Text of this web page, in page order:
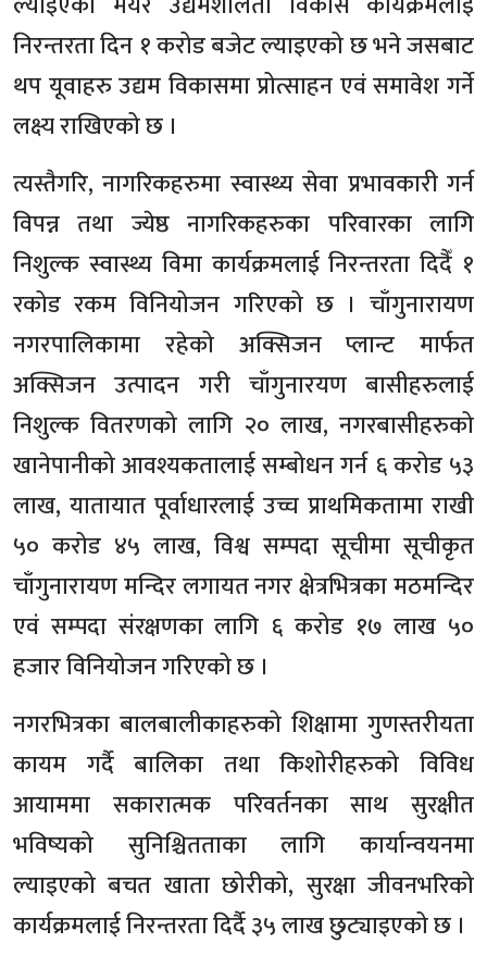
निरन्तरता दिन १ करोड बजेट ल्याइएको छ भने जसबाट
थप यूवाहरु उद्यम विकासमा प्रोत्साहन एवं समावेश गर्ने
लक्ष्य राखिएको छ ।
त्यस्तैगरि, नागरिकहरुमा स्वास्थ्य सेवा प्रभावकारी गर्न
विपन्न तथा ज्येष्ठ नागरिकहरुका परिवारका लागि
निशुल्क स्वास्थ्य विमा कार्यक्रमलाई निरन्तरता दिदैँ १
रकोड रकम विनियोजन गरिएको छ । चाँगुनारायण
नगरपालिकामा रहेको अक्सिजन प्लान्ट मार्फत
अक्सिजन उत्पादन गरी चाँगुनारयण बासीहरुलाई
निशुल्क वितरणको लागि २० लाख, नगरबासीहरुको
खानेपानीको आवश्यकतालाई सम्बोधन गर्न ६ करोड ५३
लाख, यातायात पूर्वाधारलाई उच्च प्राथमिकतामा राखी
५० करोड ४५ लाख, विश्व सम्पदा सूचीमा सूचीकृत
चाँगुनारायण मन्दिर लगायत नगर क्षेत्रभित्रका मठमन्दिर
एवं सम्पदा संरक्षणका लागि ६ करोड १७ लाख ५०
हजार विनियोजन गरिएको छ ।
नगरभित्रका बालबालीकाहरुको शिक्षामा गुणस्तरीयता
कायम गर्दै बालिका तथा किशोरीहरुको विविध
आयाममा सकारात्मक परिवर्तनका साथ सुरक्षीत
भविष्यको सुनिश्चितताका लागि कार्यान्वयनमा
ल्याइएको बचत खाता छोरीको, सुरक्षा जीवनभरिको
कार्यक्रमलाई निरन्तरता दिर्दै ३५ लाख छुट्याइएको छ ।